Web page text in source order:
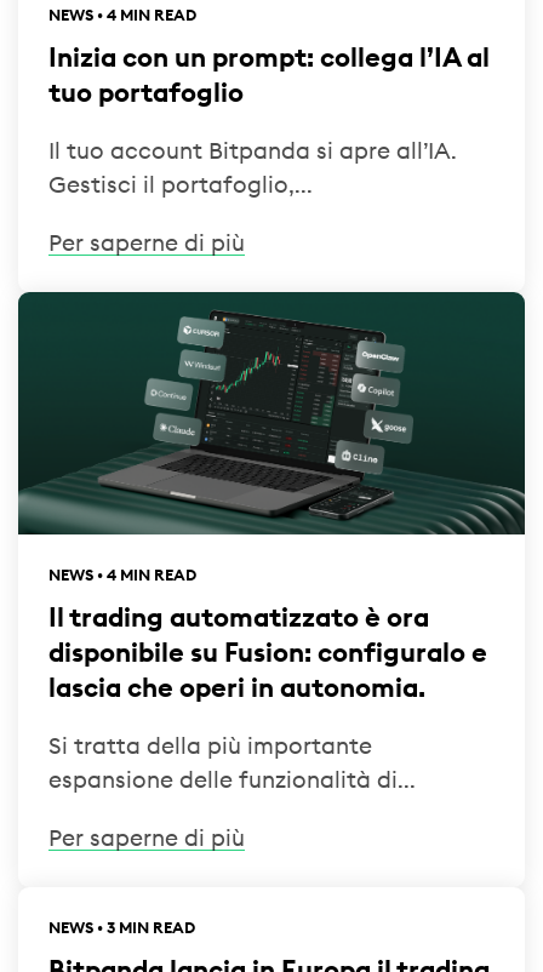
NEWS • 4 MIN READ
Inizia con un prompt: collega l’IA al
tuo portafoglio
Il tuo account Bitpanda si apre all’IA.
Gestisci il portafoglio,...
Per saperne di più
NEWS • 4 MIN READ
Il trading automatizzato è ora
disponibile su Fusion: configuralo e
lascia che operi in autonomia.
Si tratta della più importante
espansione delle funzionalità di...
Per saperne di più
NEWS • 3 MIN READ